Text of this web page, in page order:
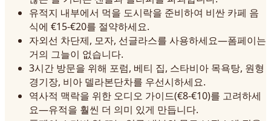
유적지 내부에서 먹을 도시락을 준비하여 비싼 카페 음
식에 €15-€20를 절약하세요.
자외선 차단제, 모자, 선글라스를 사용하세요—폼페이는
거의 그늘이 없습니다.
3시간 방문을 위해 포럼, 베티 집, 스타비아 목욕탕, 원형
경기장, 비아 델라본단차를 우선시하세요.
역사적 맥락을 위한 오디오 가이드(€8-€10)를 고려하세
요—유적을 훨씬 더 의미 있게 만듭니다.